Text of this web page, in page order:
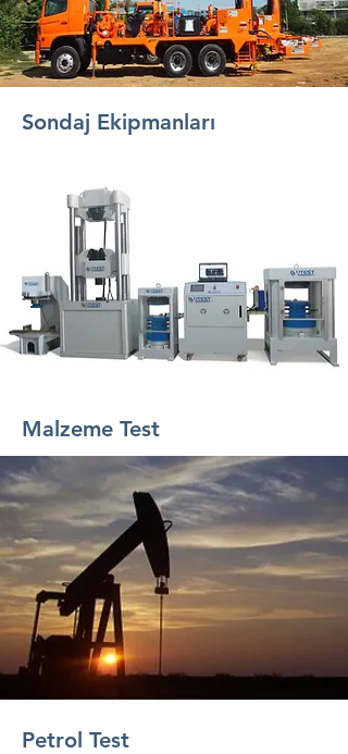
Sondaj Ekipmanları
Malzeme Test
Petrol Test